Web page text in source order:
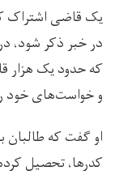
یک قاضی اشتراک
در خبر ذکر شود،
و خواست‌های خود
او گفت که طالبان
کدرها، تحصیل